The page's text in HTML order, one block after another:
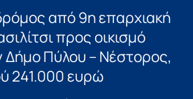
από 9η επαρχιακή
προς οικισμό
Δήμο Πύλου – Νέστορος,
241.000 ευρώ